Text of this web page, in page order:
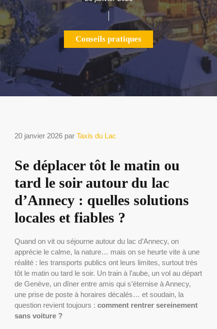
Conseils pratiques
20 janvier 2026 par Taxis du Lac
Se déplacer tôt le matin ou
tard le soir autour du lac
d’Annecy : quelles solutions
locales et fiables ?
Quand on vit ou séjourne autour du lac d’Annecy, on
apprécie le calme, la nature… mais on se heurte vite à une
réalité : les transports publics ont leurs limites, surtout très
tôt le matin ou tard le soir. Un train à l’aube, un vol au départ
de Genève, un dîner entre amis qui s’éternise à Annecy,
une prise de poste à horaires décalés… et soudain, la
question revient toujours : comment rentrer sereinement
sans voiture ?